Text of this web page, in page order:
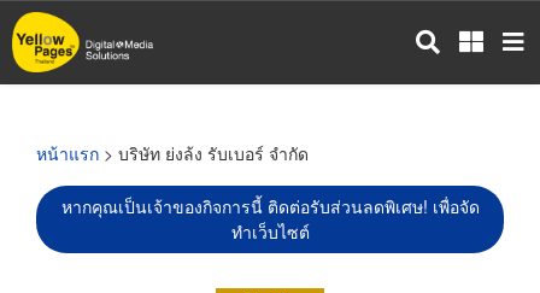
ข้าม
ไป
หน้าแรก > บริษัท ย่งล้ง รับเบอร์ จำกัด
หากคุณเป็นเจ้าของกิจการนี้ ติดต่อรับส่วนลดพิเศษ! เพื่อจัด
ทำเว็บไซต์